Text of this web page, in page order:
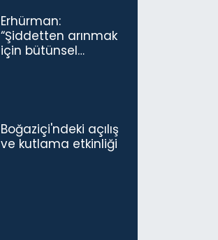
kesintisi…
Erhürman:
“Şiddetten arınmak
için bütünsel
Boğaziçi'ndeki açılış
ve kutlama etkinliği